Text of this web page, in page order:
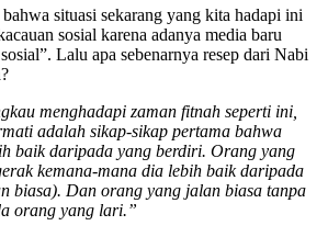
situasi sekarang yang kita hadapi ini
sosial karena adanya media baru
Lalu apa sebenarnya resep dari Nabi
menghadapi zaman fitnah seperti ini,
adalah sikap-sikap pertama bahwa
baik daripada yang berdiri. Orang yang
kemana-mana dia lebih baik daripada
biasa). Dan orang yang jalan biasa tanpa
orang yang lari.”